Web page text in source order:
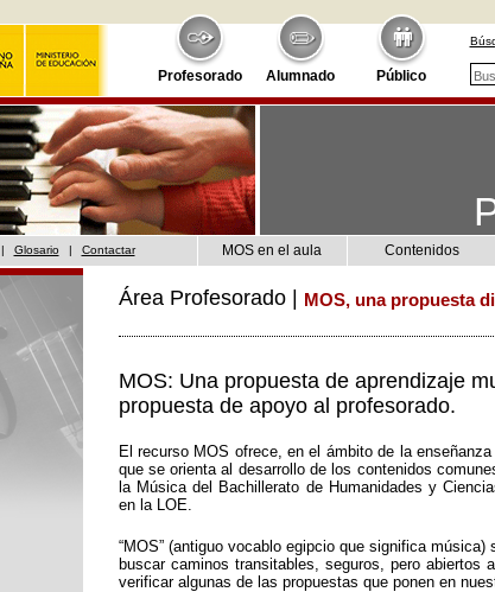
Profesorado Alumnado Público
| Glosario | Contactar MOS en el aula Contenidos
Área Profesorado | MOS, una propuesta
MOS: Una propuesta de aprendizaje
propuesta de apoyo al profesorado.
El recurso MOS ofrece, en el ámbito de la
que se orienta al desarrollo de los contenidos
la Música del Bachillerato de Humanidades y
en la LOE.
“MOS” (antiguo vocablo egipcio que significa
buscar caminos transitables, seguros, pero abiertos
verificar algunas de las propuestas que ponen en